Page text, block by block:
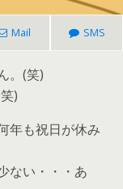
Mail SMS
。(笑)
)
年も祝日が休み
ない・・・あ